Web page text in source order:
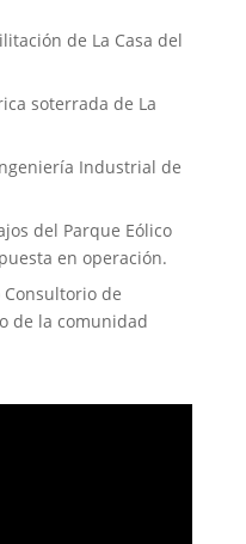
de La Casa del
soterrada de La
Industrial de
del Parque Eólico
en operación.
Consultorio de
de la comunidad